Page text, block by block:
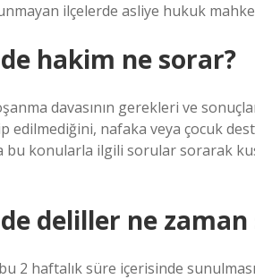
ilçelerde asliye hukuk
hakim ne sorar?
davasının gerekleri ve
edilmediğini, nafaka veya çocuk
bu konularla ilgili sorular sorarak
deliller ne
2 haftalık süre içerisinde